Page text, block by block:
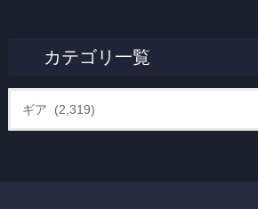
カテゴリ一覧